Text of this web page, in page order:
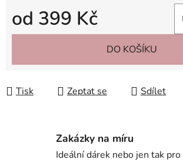
od 399 Kč
Měrná cena:
DO KOŠÍKU
Tisk Zeptat se Sdílet
Zakázky na míru
Ideální dárek nebo jen tak